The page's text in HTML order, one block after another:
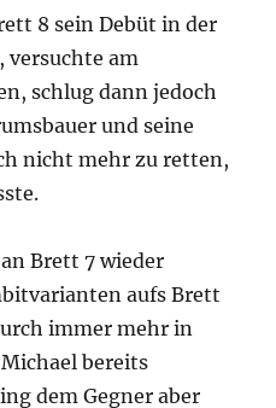
8 sein Debüt in der
versuchte am
schlug dann jedoch
und seine
nicht mehr zu retten,
Brett 7 wieder
aufs Brett
immer mehr in
bereits
dem Gegner aber